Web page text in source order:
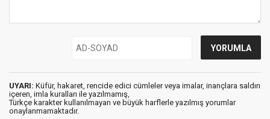
UYARI: Küfür, hakaret, rencide edici cümleler veya imalar, inançlara saldırı
içeren, imla kuralları ile yazılmamış,
Türkçe karakter kullanılmayan ve büyük harflerle yazılmış yorumlar
onaylanmamaktadır.